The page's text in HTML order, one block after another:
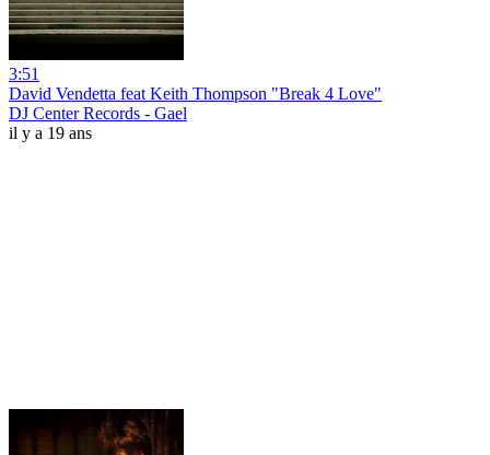
3:51
David Vendetta feat Keith Thompson "Break 4 Love"
DJ Center Records - Gael
il y a 19 ans